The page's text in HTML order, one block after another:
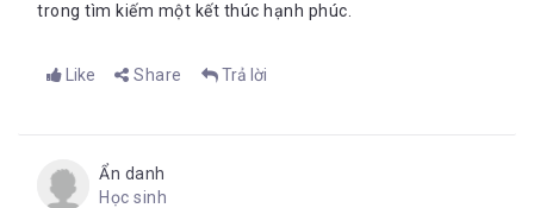
trong tìm kiếm một kết thúc hạnh phúc.
Like Share Trả lời
Ẩn danh
Học sinh